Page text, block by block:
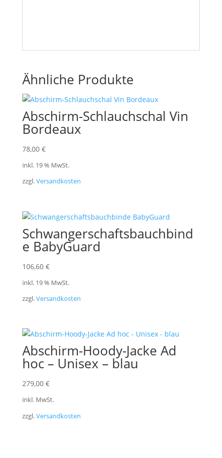
Ähnliche Produkte
Abschirm-Schlauchschal Vin
Bordeaux
78,00 €
inkl. 19 % MwSt.
zzgl.Versandkosten
Schwangerschaftsbauchbind
e BabyGuard
106,60 €
inkl. 19 % MwSt.
zzgl.Versandkosten
Abschirm-Hoody-Jacke Ad
hoc – Unisex – blau
279,00 €
inkl. MwSt.
zzgl.Versandkosten